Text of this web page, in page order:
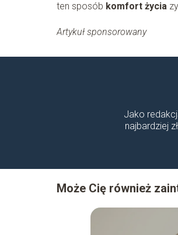
ten sposób komfort życia
Artykuł sponsorowany
Jako
najbardziej
Może Cię również